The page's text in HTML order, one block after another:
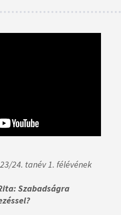
24. tanév 1. félévének
Szabadságra